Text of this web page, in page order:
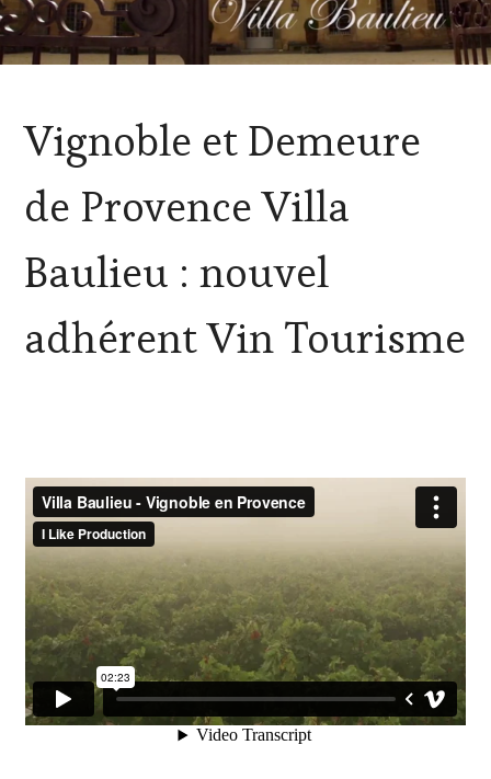
VITICOLE,
ADHÉRENT,
TOURISME,
INVITATIONS
DÉGUSTATIONS,
WINE
OENOTOURISME ,
VIGNOBLES,
Vignoble et Demeure
de Provence Villa
Baulieu : nouvel
adhérent Vin Tourisme